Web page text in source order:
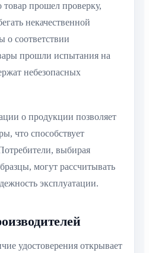
товар прошел проверку,
некачественной
о соответствии
прошли испытания на
небезопасных
о продукции позволяет
что способствует
выбирая
могут рассчитывать
эксплуатации.
удостоверения открывает